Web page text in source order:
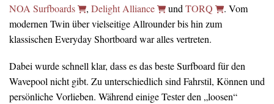
NOA Surfboards
, Delight Alliance und TORQ
. Vom
modernen Twin über vielseitige Allrounder bis hin zum
klassischen Everyday Shortboard war alles vertreten.
Dabei wurde schnell klar, dass es das beste Surfboard für den
Wavepool nicht gibt. Zu unterschiedlich sind Fahrstil, Können und
persönliche Vorlieben. Während einige Tester den „loosen“